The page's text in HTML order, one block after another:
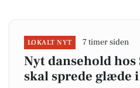
LOKALT NYT 7 timer siden
Nyt dansehold
skal sprede glæde